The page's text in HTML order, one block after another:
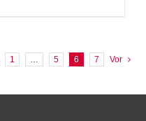
1 … 5 6 7 Vor